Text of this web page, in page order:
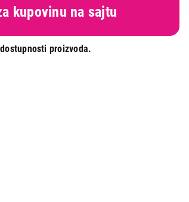
kupovinu na sajtu
proizvoda.